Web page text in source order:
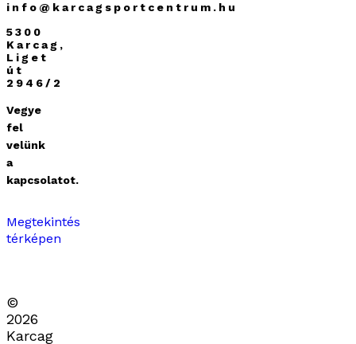
info@karcagsportcentrum.hu
5300
Karcag,
Liget
út
2946/2
Vegye
fel
velünk
a
kapcsolatot.
Megtekintés
térképen
©
2026
Karcag